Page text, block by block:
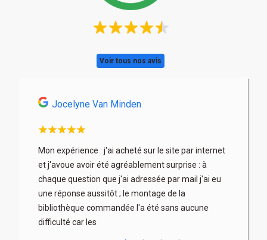
Voir tous nos avis
Jocelyne Van Minden
Mon expérience : j'ai acheté sur le site par internet
et j'avoue avoir été agréablement surprise : à
chaque question que j'ai adressée par mail j'ai eu
une réponse aussitôt ; le montage de la
bibliothèque commandée l'a été sans aucune
difficulté car les